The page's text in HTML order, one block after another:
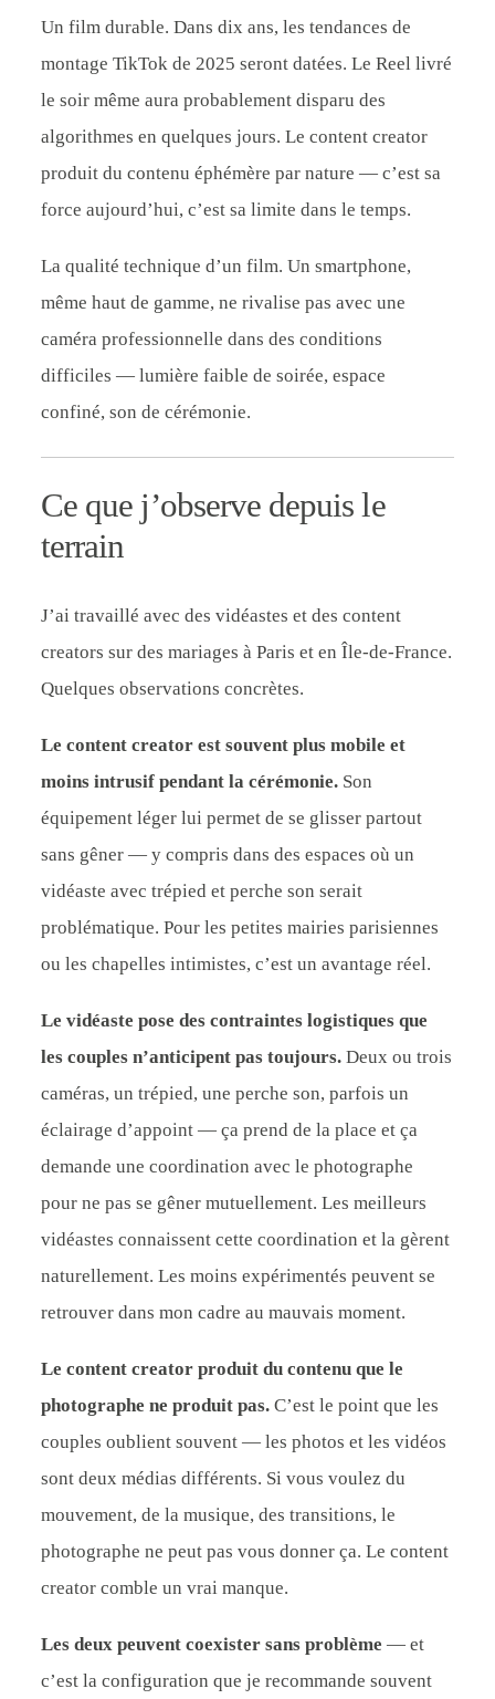
Un film durable. Dans dix ans, les tendances de
montage TikTok de 2025 seront datées. Le Reel livré
le soir même aura probablement disparu des
algorithmes en quelques jours. Le content creator
produit du contenu éphémère par nature — c’est sa
force aujourd’hui, c’est sa limite dans le temps.
La qualité technique d’un film. Un smartphone,
même haut de gamme, ne rivalise pas avec une
caméra professionnelle dans des conditions
difficiles — lumière faible de soirée, espace
confiné, son de cérémonie.
Ce que j’observe depuis le
terrain
J’ai travaillé avec des vidéastes et des content
creators sur des mariages à Paris et en Île-de-France.
Quelques observations concrètes.
Le content creator est souvent plus mobile et
moins intrusif pendant la cérémonie. Son
équipement léger lui permet de se glisser partout
sans gêner — y compris dans des espaces où un
vidéaste avec trépied et perche son serait
problématique. Pour les petites mairies parisiennes
ou les chapelles intimistes, c’est un avantage réel.
Le vidéaste pose des contraintes logistiques que
les couples n’anticipent pas toujours. Deux ou trois
caméras, un trépied, une perche son, parfois un
éclairage d’appoint — ça prend de la place et ça
demande une coordination avec le photographe
pour ne pas se gêner mutuellement. Les meilleurs
vidéastes connaissent cette coordination et la gèrent
naturellement. Les moins expérimentés peuvent se
retrouver dans mon cadre au mauvais moment.
Le content creator produit du contenu que le
photographe ne produit pas. C’est le point que les
couples oublient souvent — les photos et les vidéos
sont deux médias différents. Si vous voulez du
mouvement, de la musique, des transitions, le
photographe ne peut pas vous donner ça. Le content
creator comble un vrai manque.
Les deux peuvent coexister sans problème — et
c’est la configuration que je recommande souvent